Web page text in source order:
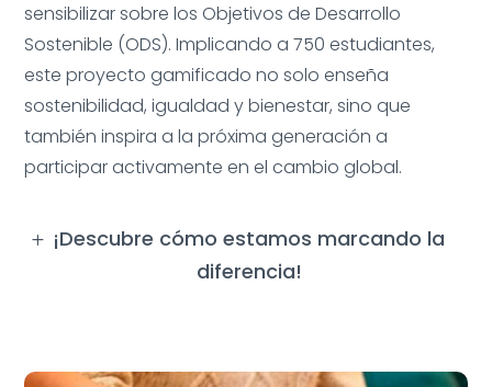
sensibilizar sobre los Objetivos de Desarrollo
Sostenible (ODS). Implicando a 750 estudiantes,
este proyecto gamificado no solo enseña
sostenibilidad, igualdad y bienestar, sino que
también inspira a la próxima generación a
participar activamente en el cambio global.
¡Descubre cómo estamos marcando la
diferencia!